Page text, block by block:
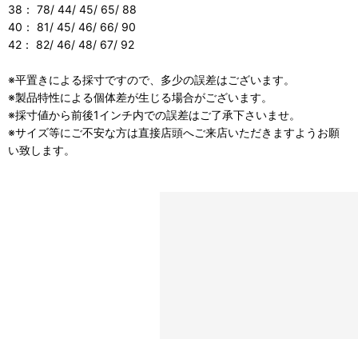
38： 78/ 44/ 45/ 65/ 88
40： 81/ 45/ 46/ 66/ 90
42： 82/ 46/ 48/ 67/ 92
※平置きによる採寸ですので、多少の誤差はございます。
※製品特性による個体差が生じる場合がございます。
※採寸値から前後1インチ内での誤差はご了承下さいませ。
※サイズ等にご不安な方は直接店頭へご来店いただきますようお願
い致します。